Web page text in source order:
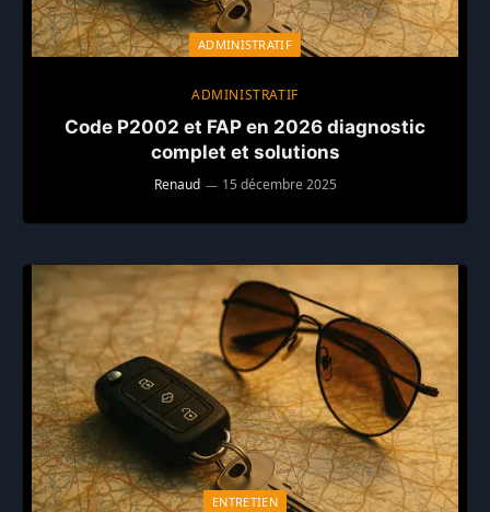
ADMINISTRATIF
ADMINISTRATIF
Code P2002 et FAP en 2026 diagnostic
complet et solutions
Renaud 15 décembre 2025
ENTRETIEN